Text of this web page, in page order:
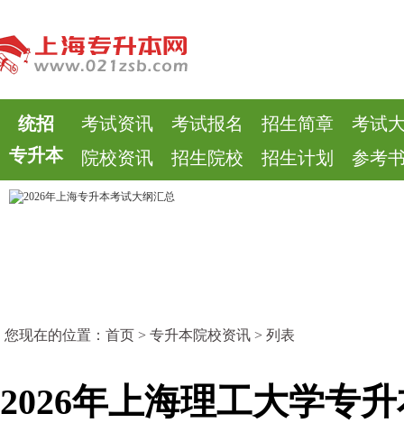
统招
专升本
考试资讯 考试报名 招生简章
考试
院校资讯
招生院校 招生计划 参考
您现在的位置： 首页 > 专升本院校资讯 > 列表
2026年上海理工大学专